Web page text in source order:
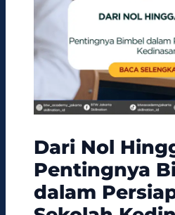
Dari Nol
Pentingnya
dalam